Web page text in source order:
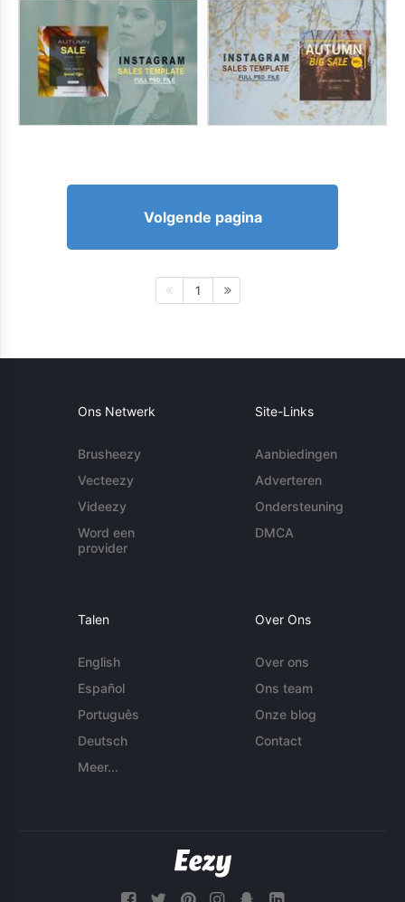
Volgende pagina
1
Ons Netwerk
Brusheezy
Vecteezy
Videezy
Word een
provider
Site-Links
Aanbiedingen
Adverteren
Ondersteuning
DMCA
Talen
English
Español
Português
Deutsch
Meer...
Over Ons
Over ons
Ons team
Onze blog
Contact